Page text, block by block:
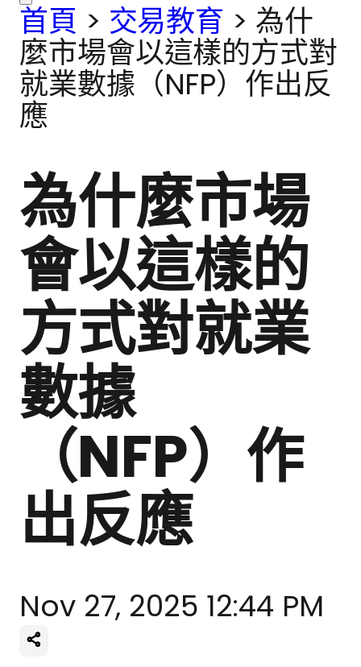
首頁 > 交易教育 > 為什
麼市場會以這樣的方式對
就業數據（NFP）作出反
應
為什麼市場
會以這樣的
方式對就業
數據
（NFP）作
出反應
Nov 27, 2025 12:44 PM